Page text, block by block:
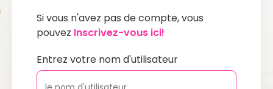
Si vous n'avez pas de compte, vous
pouvez Inscrivez-vous ici!
Entrez votre nom d'utilisateur